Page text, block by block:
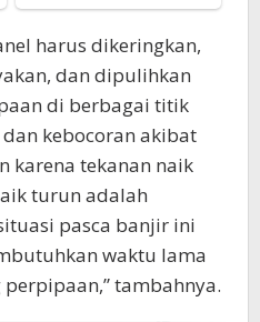
harus dikeringkan,
dan dipulihkan
di berbagai titik
kebocoran akibat
karena tekanan naik
turun adalah
pasca banjir ini
waktu lama
tambahnya.